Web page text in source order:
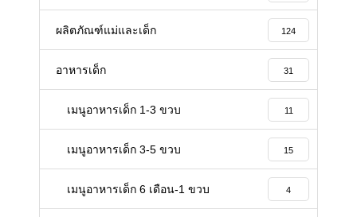
ผลิตภัณฑ์แม่และเด็ก 124
อาหารเด็ก 31
เมนูอาหารเด็ก 1-3 ขวบ 11
เมนูอาหารเด็ก 3-5 ขวบ 15
เมนูอาหารเด็ก 6 เดือน-1 ขวบ 4